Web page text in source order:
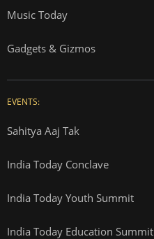
Music Today
Gadgets & Gizmos
EVENTS:
Sahitya Aaj Tak
India Today Conclave
India Today Youth Summit
India Today Education Summit